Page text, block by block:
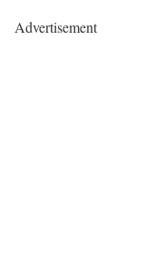
Advertisement